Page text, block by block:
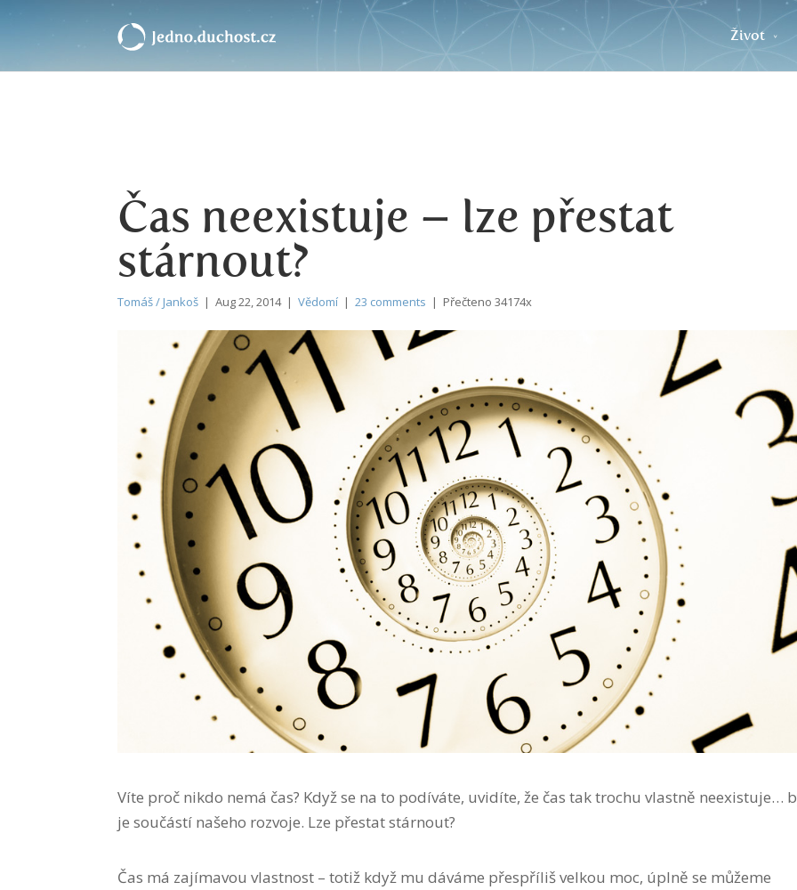
Život
Čas neexistuje – lze přestat
stárnout?
Tomáš / Jankoš | Aug 22, 2014 | Vědomí | 23 comments | Přečteno 34174x
Víte proč nikdo nemá čas? Když se na to podíváte, uvidíte, že čas tak trochu vlastně neexistuje…
je součástí našeho rozvoje. Lze přestat stárnout?
Čas má zajímavou vlastnost – totiž když mu dáváme přespříliš velkou moc, úplně se můžeme